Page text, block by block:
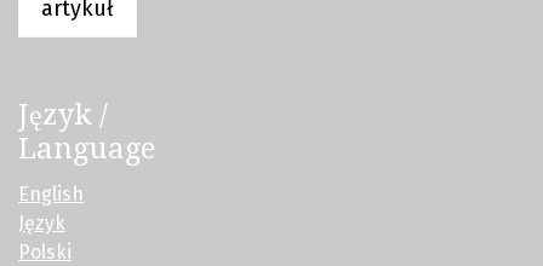
artykuł
Język /
Language
English
Język
Polski